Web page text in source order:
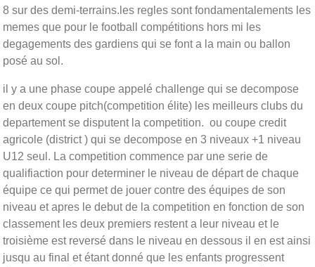
8 sur des demi-terrains.les regles sont fondamentalements les
memes que pour le football compétitions hors mi les
degagements des gardiens qui se font a la main ou ballon
posé au sol.
il y a une phase coupe appelé challenge qui se decompose
en deux coupe pitch(competition élite) les meilleurs clubs du
departement se disputent la competition. ou coupe credit
agricole (district ) qui se decompose en 3 niveaux +1 niveau
U12 seul. La competition commence par une serie de
qualifiaction pour determiner le niveau de départ de chaque
équipe ce qui permet de jouer contre des équipes de son
niveau et apres le debut de la competition en fonction de son
classement les deux premiers restent a leur niveau et le
troisième est reversé dans le niveau en dessous il en est ainsi
jusqu au final et étant donné que les enfants progressent